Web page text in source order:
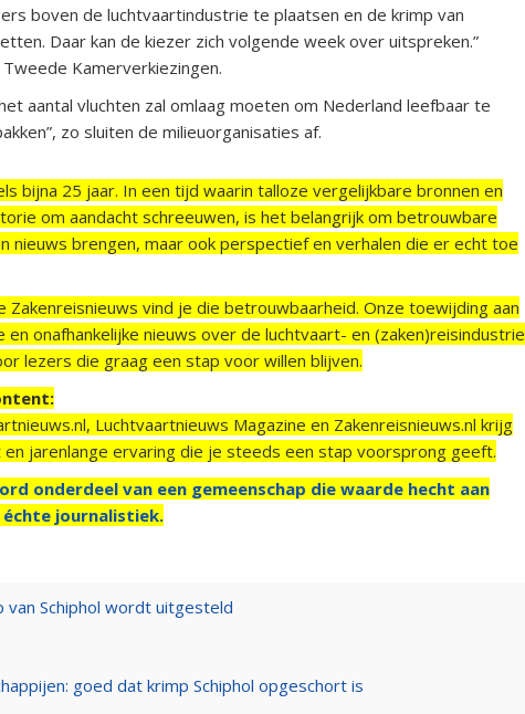
boven de luchtvaartindustrie te plaatsen en de krimp van
Daar kan de kiezer zich volgende week over uitspreken.”
Kamerverkiezingen.
aantal vluchten zal omlaag moeten om Nederland leefbaar te
zo sluiten de milieuorganisaties af.
bijna 25 jaar. In een tijd waarin talloze vergelijkbare bronnen en
om aandacht schreeuwen, is het belangrijk om betrouwbare
nieuws brengen, maar ook perspectief en verhalen die er echt toe
vind je die betrouwbaarheid. Onze toewijding aan
onafhankelijke nieuws over de luchtvaart- en (zaken)reisindustrie
lezers die graag een stap voor willen blijven.
Luchtvaartnieuws Magazine en Zakenreisnieuws.nl krijg
jarenlange ervaring die je steeds een stap voorsprong geeft.
onderdeel van een gemeenschap die waarde hecht aan
journalistiek.
van Schiphol wordt uitgesteld
goed dat krimp Schiphol opgeschort is